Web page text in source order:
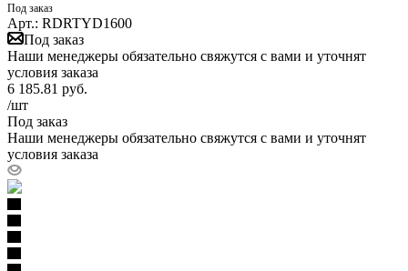
Под заказ
Арт.: RDRTYD1600
Под заказ
Наши менеджеры обязательно свяжутся с вами и уточнят
условия заказа
6 185.81 руб.
/шт
Под заказ
Наши менеджеры обязательно свяжутся с вами и уточнят
условия заказа